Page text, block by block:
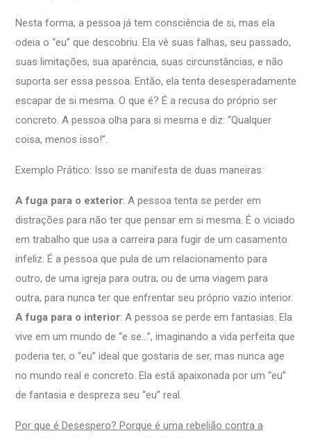
Nesta forma, a pessoa já tem consciência de si, mas ela
odeia o “eu” que descobriu. Ela vê suas falhas, seu passado,
suas limitações, sua aparência, suas circunstâncias, e não
suporta ser essa pessoa. Então, ela tenta desesperadamente
escapar de si mesma. O que é? É a recusa do próprio ser
concreto. A pessoa olha para si mesma e diz: “Qualquer
coisa, menos isso!”.
Exemplo Prático: Isso se manifesta de duas maneiras:
A fuga para o exterior: A pessoa tenta se perder em
distrações para não ter que pensar em si mesma. É o viciado
em trabalho que usa a carreira para fugir de um casamento
infeliz. É a pessoa que pula de um relacionamento para
outro, de uma igreja para outra; ou de uma viagem para
outra, para nunca ter que enfrentar seu próprio vazio interior.
A fuga para o interior: A pessoa se perde em fantasias. Ela
vive em um mundo de “e se…”, imaginando a vida perfeita que
poderia ter, o “eu” ideal que gostaria de ser, mas nunca age
no mundo real e concreto. Ela está apaixonada por um “eu”
de fantasia e despreza seu “eu” real.
Por que é Desespero? Porque é uma rebelião contra a